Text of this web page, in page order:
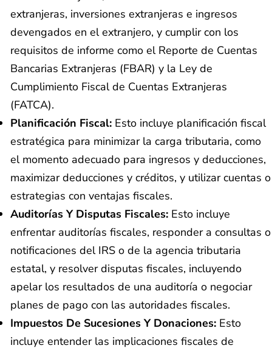
extranjeras, inversiones extranjeras e ingresos
devengados en el extranjero, y cumplir con los
requisitos de informe como el Reporte de Cuentas
Bancarias Extranjeras (FBAR) y la Ley de
Cumplimiento Fiscal de Cuentas Extranjeras
(FATCA).
Planificación Fiscal: Esto incluye planificación fiscal
estratégica para minimizar la carga tributaria, como
el momento adecuado para ingresos y deducciones,
maximizar deducciones y créditos, y utilizar cuentas o
estrategias con ventajas fiscales.
Auditorías Y Disputas Fiscales: Esto incluye
enfrentar auditorías fiscales, responder a consultas o
notificaciones del IRS o de la agencia tributaria
estatal, y resolver disputas fiscales, incluyendo
apelar los resultados de una auditoría o negociar
planes de pago con las autoridades fiscales.
Impuestos De Sucesiones Y Donaciones: Esto
incluye entender las implicaciones fiscales de